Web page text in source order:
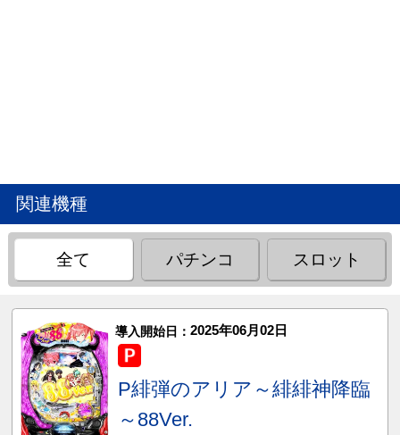
関連機種
全て パチンコ スロット
導入開始日： 2025年06月02日
P緋弾のアリア～緋緋神降臨
～88Ver.